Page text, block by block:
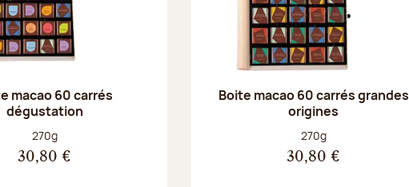
macao 60 carrés
dégustation
Poids net :
270g
30,80 €
Boite macao 60 carrés grandes
origines
Poids net :
270g
30,80 €